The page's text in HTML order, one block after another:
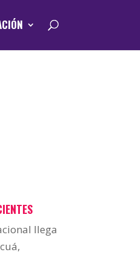
llega